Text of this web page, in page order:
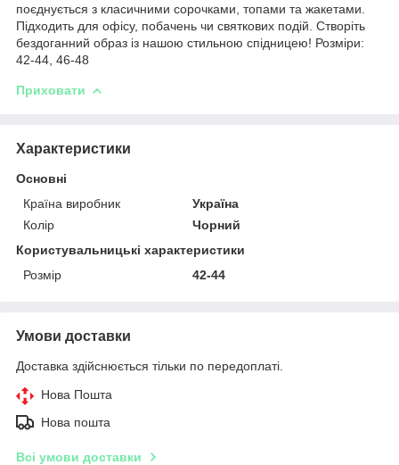
поєднується з класичними сорочками, топами та жакетами.
Підходить для офісу, побачень чи святкових подій. Створіть
бездоганний образ із нашою стильною спідницею! Розміри:
42-44, 46-48
Приховати
Характеристики
Основні
Країна виробник
Україна
Колір
Чорний
Користувальницькі характеристики
Розмір
42-44
Умови доставки
Доставка здійснюється тільки по передоплаті.
Нова Пошта
Нова пошта
Всі умови доставки